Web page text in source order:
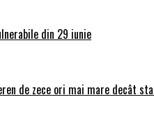
din 29 iunie
de zece ori mai mare decât